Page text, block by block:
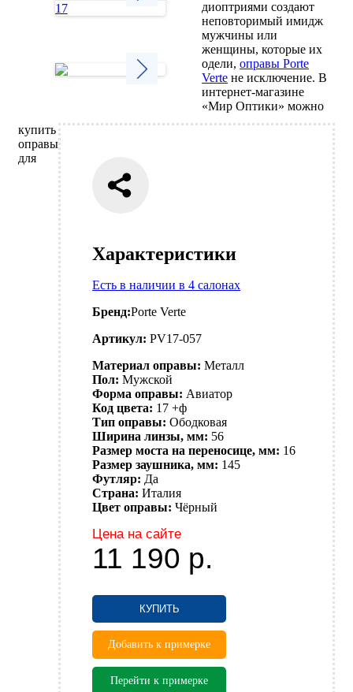
Характеристики
Есть в наличии в 4 салонах
Бренд:Porte Verte
Артикул: PV17-057
Материал оправы: Металл
Пол: Мужской
Форма оправы: Авиатор
Код цвета: 17 +ф
Тип оправы: Ободковая
Ширина линзы, мм: 56
Размер моста на переносице, мм: 16
Размер заушника, мм: 145
Футляр: Да
Страна: Италия
Цвет оправы: Чёрный
Цена на сайте
11 190 р.
КУПИТЬ
Добавить к примерке
Перейти к примерке
диоптриями создают
неповторимый имидж
мужчины или
женщины, которые их
одели,оправы Porte
Verte не исключение. В
интернет-магазине
«Мир Оптики» можно
купить
оправы
для